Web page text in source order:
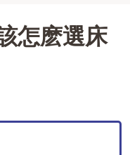
怎麽選床